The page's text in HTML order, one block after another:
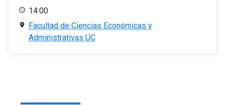
14:00
Facultad de Ciencias Económicas y
Administrativas UC